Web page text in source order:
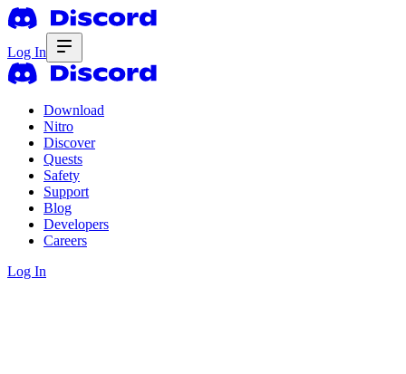
Log In
Download
Nitro
Discover
Quests
Safety
Support
Blog
Developers
Careers
Log In